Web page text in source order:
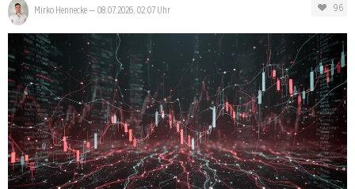
Mirko Hennecke— 08.07.2026, 02:07 Uhr 96